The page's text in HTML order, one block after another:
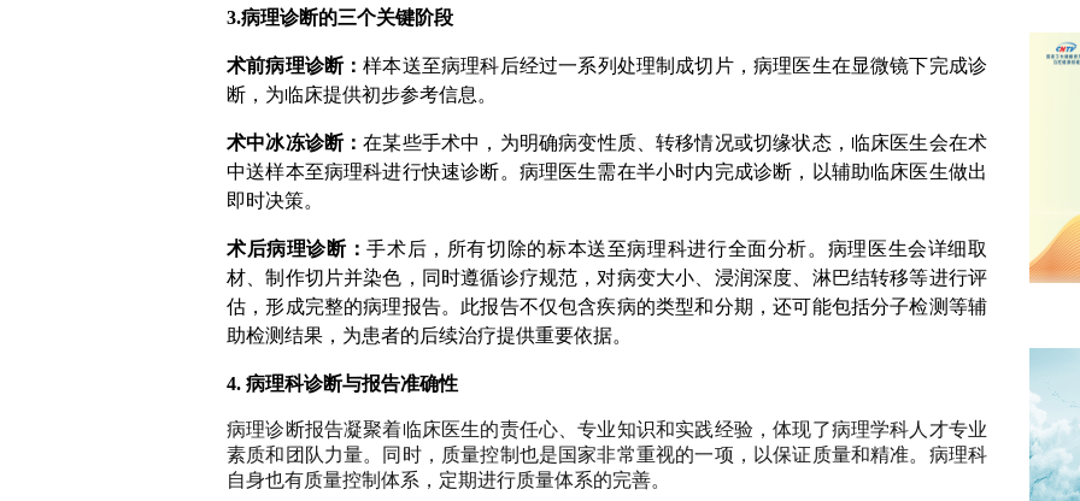
3.病理诊断的三个关键阶段
术前病理诊断：样本送至病理科后经过一系列处理制成切片，病理医生在显微镜下完成诊
断，为临床提供初步参考信息。
术中冰冻诊断：在某些手术中，为明确病变性质、转移情况或切缘状态，临床医生会在术
中送样本至病理科进行快速诊断。病理医生需在半小时内完成诊断，以辅助临床医生做出
即时决策。
术后病理诊断：手术后，所有切除的标本送至病理科进行全面分析。病理医生会详细取
材、制作切片并染色，同时遵循诊疗规范，对病变大小、浸润深度、淋巴结转移等进行评
估，形成完整的病理报告。此报告不仅包含疾病的类型和分期，还可能包括分子检测等辅
助检测结果，为患者的后续治疗提供重要依据。
4. 病理科诊断与报告准确性
病理诊断报告凝聚着临床医生的责任心、专业知识和实践经验，体现了病理学科人才专业
素质和团队力量。同时，质量控制也是国家非常重视的一项，以保证质量和精准。病理科
自身也有质量控制体系，定期进行质量体系的完善。